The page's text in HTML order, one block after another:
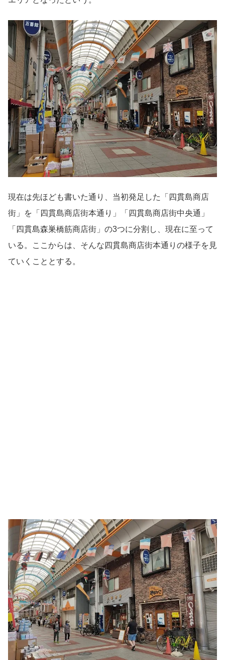
現在は先ほども書いた通り、当初発足した「四貫島商店
街」を「四貫島商店街本通り」「四貫島商店街中央通」
「四貫島森巣橋筋商店街」の3つに分割し、現在に至って
いる。ここからは、そんな四貫島商店街本通りの様子を見
ていくこととする。